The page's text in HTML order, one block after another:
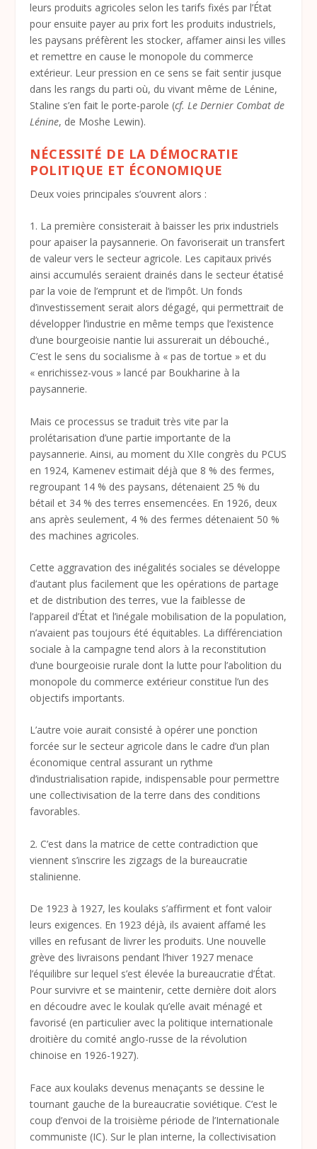
leurs produits agricoles selon les tarifs fixés par l’État
pour ensuite payer au prix fort les produits industriels,
les paysans préfèrent les stocker, affamer ainsi les villes
et remettre en cause le monopole du commerce
extérieur. Leur pression en ce sens se fait sentir jusque
dans les rangs du parti où, du vivant même de Lénine,
Staline s’en fait le porte-parole (cf. Le Dernier Combat de
Lénine, de Moshe Lewin).
NÉCESSITÉ DE LA DÉMOCRATIE
POLITIQUE ET ÉCONOMIQUE
Deux voies principales s’ouvrent alors :
1. La première consisterait à baisser les prix industriels
pour apaiser la paysannerie. On favoriserait un transfert
de valeur vers le secteur agricole. Les capitaux privés
ainsi accumulés seraient drainés dans le secteur étatisé
par la voie de l’emprunt et de l’impôt. Un fonds
d’investissement serait alors dégagé, qui permettrait de
développer l’industrie en même temps que l’existence
d’une bourgeoisie nantie lui assurerait un débouché.,
C’est le sens du socialisme à « pas de tortue » et du
« enrichissez-vous » lancé par Boukharine à la
paysannerie.
Mais ce processus se traduit très vite par la
prolétarisation d’une partie importante de la
paysannerie. Ainsi, au moment du XIIe congrès du PCUS
en 1924, Kamenev estimait déjà que 8 % des fermes,
regroupant 14 % des paysans, détenaient 25 % du
bétail et 34 % des terres ensemencées. En 1926, deux
ans après seulement, 4 % des fermes détenaient 50 %
des machines agricoles.
Cette aggravation des inégalités sociales se développe
d’autant plus facilement que les opérations de partage
et de distribution des terres, vue la faiblesse de
l’appareil d’État et l’inégale mobilisation de la population,
n’avaient pas toujours été équitables. La différenciation
sociale à la campagne tend alors à la reconstitution
d’une bourgeoisie rurale dont la lutte pour l’abolition du
monopole du commerce extérieur constitue l’un des
objectifs importants.
L’autre voie aurait consisté à opérer une ponction
forcée sur le secteur agricole dans le cadre d’un plan
économique central assurant un rythme
d’industrialisation rapide, indispensable pour permettre
une collectivisation de la terre dans des conditions
favorables.
2. C’est dans la matrice de cette contradiction que
viennent s’inscrire les zigzags de la bureaucratie
stalinienne.
De 1923 à 1927, les koulaks s’affirment et font valoir
leurs exigences. En 1923 déjà, ils avaient affamé les
villes en refusant de livrer les produits. Une nouvelle
grève des livraisons pendant l’hiver 1927 menace
l’équilibre sur lequel s’est élevée la bureaucratie d’État.
Pour survivre et se maintenir, cette dernière doit alors
en découdre avec le koulak qu’elle avait ménagé et
favorisé (en particulier avec la politique internationale
droitière du comité anglo-russe de la révolution
chinoise en 1926-1927).
Face aux koulaks devenus menaçants se dessine le
tournant gauche de la bureaucratie soviétique. C’est le
coup d’envoi de la troisième période de l’Internationale
communiste (IC). Sur le plan interne, la collectivisation